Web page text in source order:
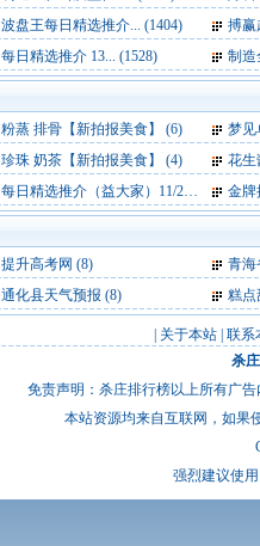
波盘王每日精选推介... (1404)
搏赢
每日精选推介 13... (1528) 制造
粉蒸 排骨【新拍报美食】 (6)
梦见单峰
珍珠 奶茶【新拍报美食】 (4)
花生
每日精选推介（益大家）11/24 (4) 金牌
提升高考网 (8)
青海
通化县天气预报 (8) 糕点
关于本站 联系
杀
免责声明：杀庄排行榜以上所有广
本站资源均来自互联网，如果
强烈建议使